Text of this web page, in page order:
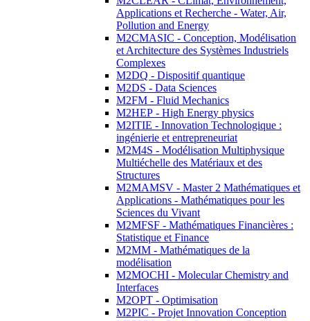
Applications et Recherche - Water, Air,
Pollution and Energy
M2CMASIC - Conception, Modélisation
et Architecture des Systèmes Industriels
Complexes
M2DQ - Dispositif quantique
M2DS - Data Sciences
M2FM - Fluid Mechanics
M2HEP - High Energy physics
M2ITIE - Innovation Technologique :
ingénierie et entrepreneuriat
M2M4S - Modélisation Multiphysique
Multiéchelle des Matériaux et des
Structures
M2MAMSV - Master 2 Mathématiques et
Applications - Mathématiques pour les
Sciences du Vivant
M2MFSF - Mathématiques Financières :
Statistique et Finance
M2MM - Mathématiques de la
modélisation
M2MOCHI - Molecular Chemistry and
Interfaces
M2OPT - Optimisation
M2PIC - Projet Innovation Conception